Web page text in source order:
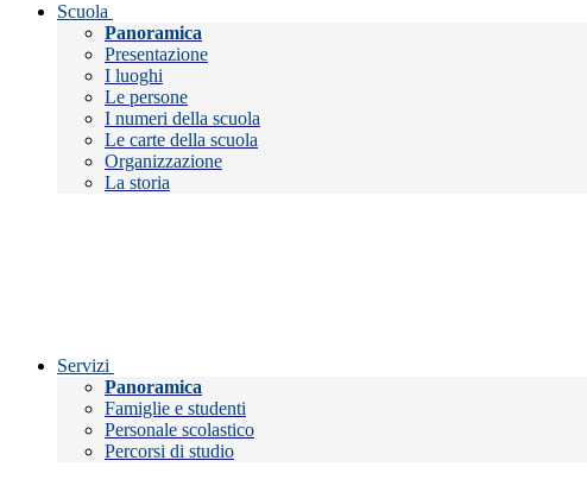
Scuola
Panoramica
Presentazione
I luoghi
Le persone
I numeri della scuola
Le carte della scuola
Organizzazione
La storia
Servizi
Panoramica
Famiglie e studenti
Personale scolastico
Percorsi di studio